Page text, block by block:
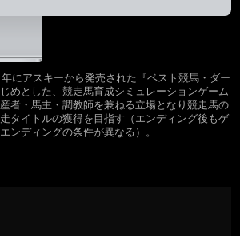
にアスキーから発売された『ベスト競馬・ダー
めとした、競走馬育成シミュレーションゲーム
者・馬主・調教師を兼ねる立場となり競走馬の
タイトルの獲得を目指す（エンディング後もゲ
ンディングの条件が異なる）。